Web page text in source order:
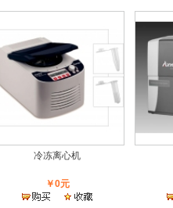
冷冻离心机
￥0元